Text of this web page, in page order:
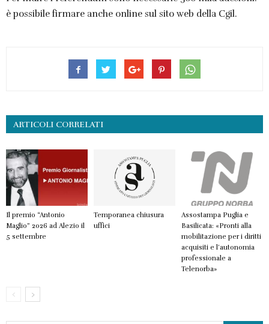
è possibile firmare anche online sul sito web della Cgil.
ARTICOLI CORRELATI
Il premio “Antonio
Maglio” 2026 ad Alezio il
5 settembre
Temporanea chiusura
uffici
Assostampa Puglia e
Basilicata: «Pronti alla
mobilitazione per i diritti
acquisiti e l’autonomia
professionale a
Telenorba»